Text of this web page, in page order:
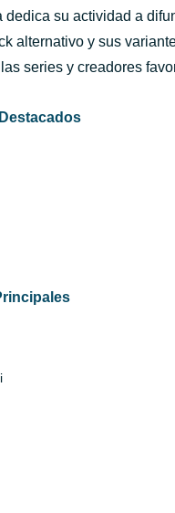
dedica su actividad a
alternativo y sus
series y creadores